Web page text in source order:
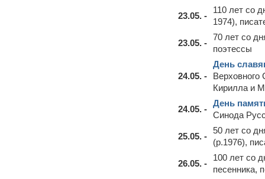
23.05. -
110 лет со
1974),
23.05. -
70 лет со
поэтессы
24.05. -
День
Кирилла и
24.05. -
День
Синода
25.05. -
50 лет со
(р.1976),
26.05. -
100 лет со
песенника,